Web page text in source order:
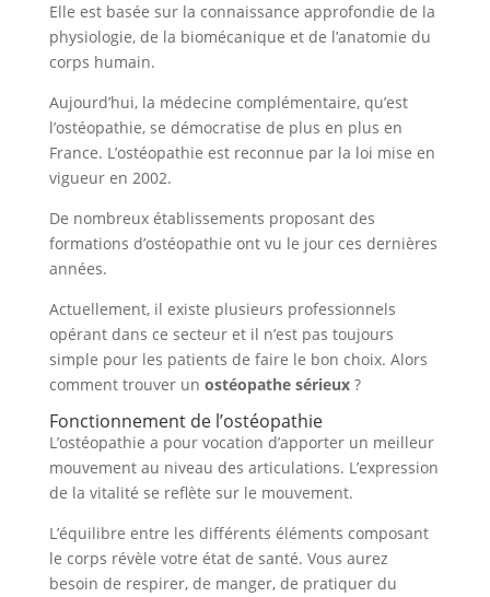
Elle est basée sur la connaissance approfondie de la
physiologie, de la biomécanique et de l’anatomie du
corps humain.
Aujourd’hui, la médecine complémentaire, qu’est
l’ostéopathie, se démocratise de plus en plus en
France. L’ostéopathie est reconnue par la loi mise en
vigueur en 2002.
De nombreux établissements proposant des
formations d’ostéopathie ont vu le jour ces dernières
années.
Actuellement, il existe plusieurs professionnels
opérant dans ce secteur et il n’est pas toujours
simple pour les patients de faire le bon choix. Alors
comment trouver un ostéopathe sérieux?
Fonctionnement de l’ostéopathie
L’ostéopathie a pour vocation d’apporter un meilleur
mouvement au niveau des articulations. L’expression
de la vitalité se reflète sur le mouvement.
L’équilibre entre les différents éléments composant
le corps révèle votre état de santé. Vous aurez
besoin de respirer, de manger, de pratiquer du